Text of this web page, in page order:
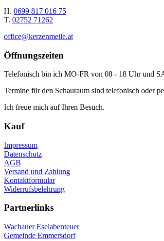
H. 0699 817 016 75
T. 02752 71262
office@kerzenmeile.at
Öffnungszeiten
Telefonisch bin ich MO-FR von 08 - 18 Uhr und
Termine für den Schauraum sind telefonisch oder
Ich freue mich auf Ihren Besuch.
Kauf
Impressum
Datenschutz
AGB
Versand und Zahlung
Kontaktformular
Widerrufsbelehrung
Partnerlinks
Wachauer Eselabenteuer
Gemeinde Emmersdorf